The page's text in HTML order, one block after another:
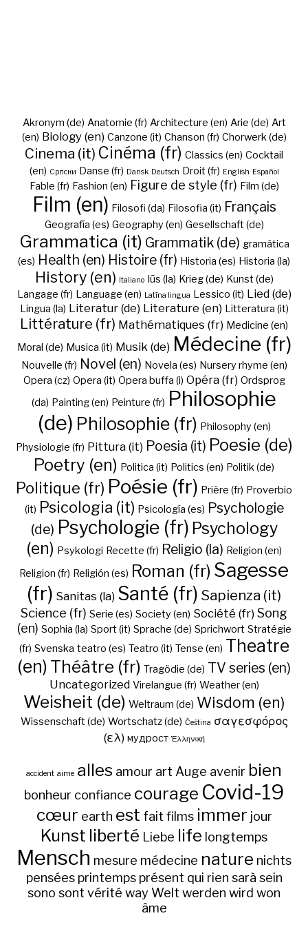
Akronym (de) Anatomie (fr) Architecture (en) Arie (de) Art
(en) Biology (en) Canzone (it) Chanson (fr) Chorwerk (de)
Cinema (it) Cinéma (fr) Classics (en) Cocktail
(en) Cрпски Danse (fr) Dansk Deutsch Droit (fr) English Español
Fable (fr) Fashion (en) Figure de style (fr) Film (de)
Film (en) Filosofi (da) Filosofia (it) Français
Geografía (es) Geography (en) Gesellschaft (de)
Grammatica (it) Grammatik (de) gramática
(es) Health (en) Histoire (fr) Historia (es) Historia (la)
History (en) Italiano Iūs (la) Krieg (de) Kunst (de)
Langage (fr) Language (en) Latīna lingua Lessico (it) Lied (de)
Lingua (la) Literatur (de) Literature (en) Litteratura (it)
Littérature (fr) Mathématiques (fr) Medicine (en)
Moral (de) Musica (it) Musik (de) Médecine (fr)
Nouvelle (fr) Novel (en) Novela (es) Nursery rhyme (en)
Opera (cz) Opera (it) Opera buffa (i) Opéra (fr) Ordsprog
(da) Painting (en) Peinture (fr) Philosophie
(de) Philosophie (fr) Philosophy (en)
Physiologie (fr) Pittura (it) Poesia (it) Poesie (de)
Poetry (en) Politica (it) Politics (en) Politik (de)
Politique (fr) Poésie (fr) Prière (fr) Proverbio
(it) Psicologia (it) Psicología (es) Psychologie
(de) Psychologie (fr) Psychology
(en) Psykologi Recette (fr) Religio (la) Religion (en)
Religion (fr) Religión (es) Roman (fr) Sagesse
(fr) Sanitas (la) Santé (fr) Sapienza (it)
Science (fr) Serie (es) Society (en) Société (fr) Song
(en) Sophia (la) Sport (it) Sprache (de) Sprichwort Stratégie
(fr) Svenska teatro (es) Teatro (it) Tense (en) Theatre
(en) Théâtre (fr) Tragödie (de) TV series (en)
Uncategorized Virelangue (fr) Weather (en)
Weisheit (de) Weltraum (de) Wisdom (en)
Wissenschaft (de) Wortschatz (de) Čeština σαγεσφόρος
(ελ) мудрост Ἑλληνική
accident aime alles amour art Auge avenir bien
bonheur confiance courage Covid-19
cœur earth est fait films immer jour
Kunst liberté Liebe life longtemps
Mensch mesure médecine nature nichts
pensées printemps présent qui rien sarà sein
sono sont vérité way Welt werden wird won
âme